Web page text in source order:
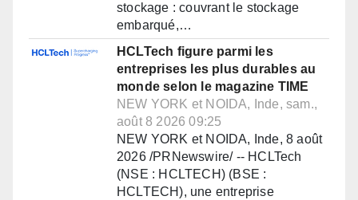
stockage : couvrant le stockage
embarqué,…
HCLTech figure parmi les
entreprises les plus durables au
monde selon le magazine TIME
NEW YORK et NOIDA, Inde, sam.,
août 8 2026 09:25
NEW YORK et NOIDA, Inde, 8 août
2026 /PRNewswire/ -- HCLTech
(NSE : HCLTECH) (BSE :
HCLTECH), une entreprise